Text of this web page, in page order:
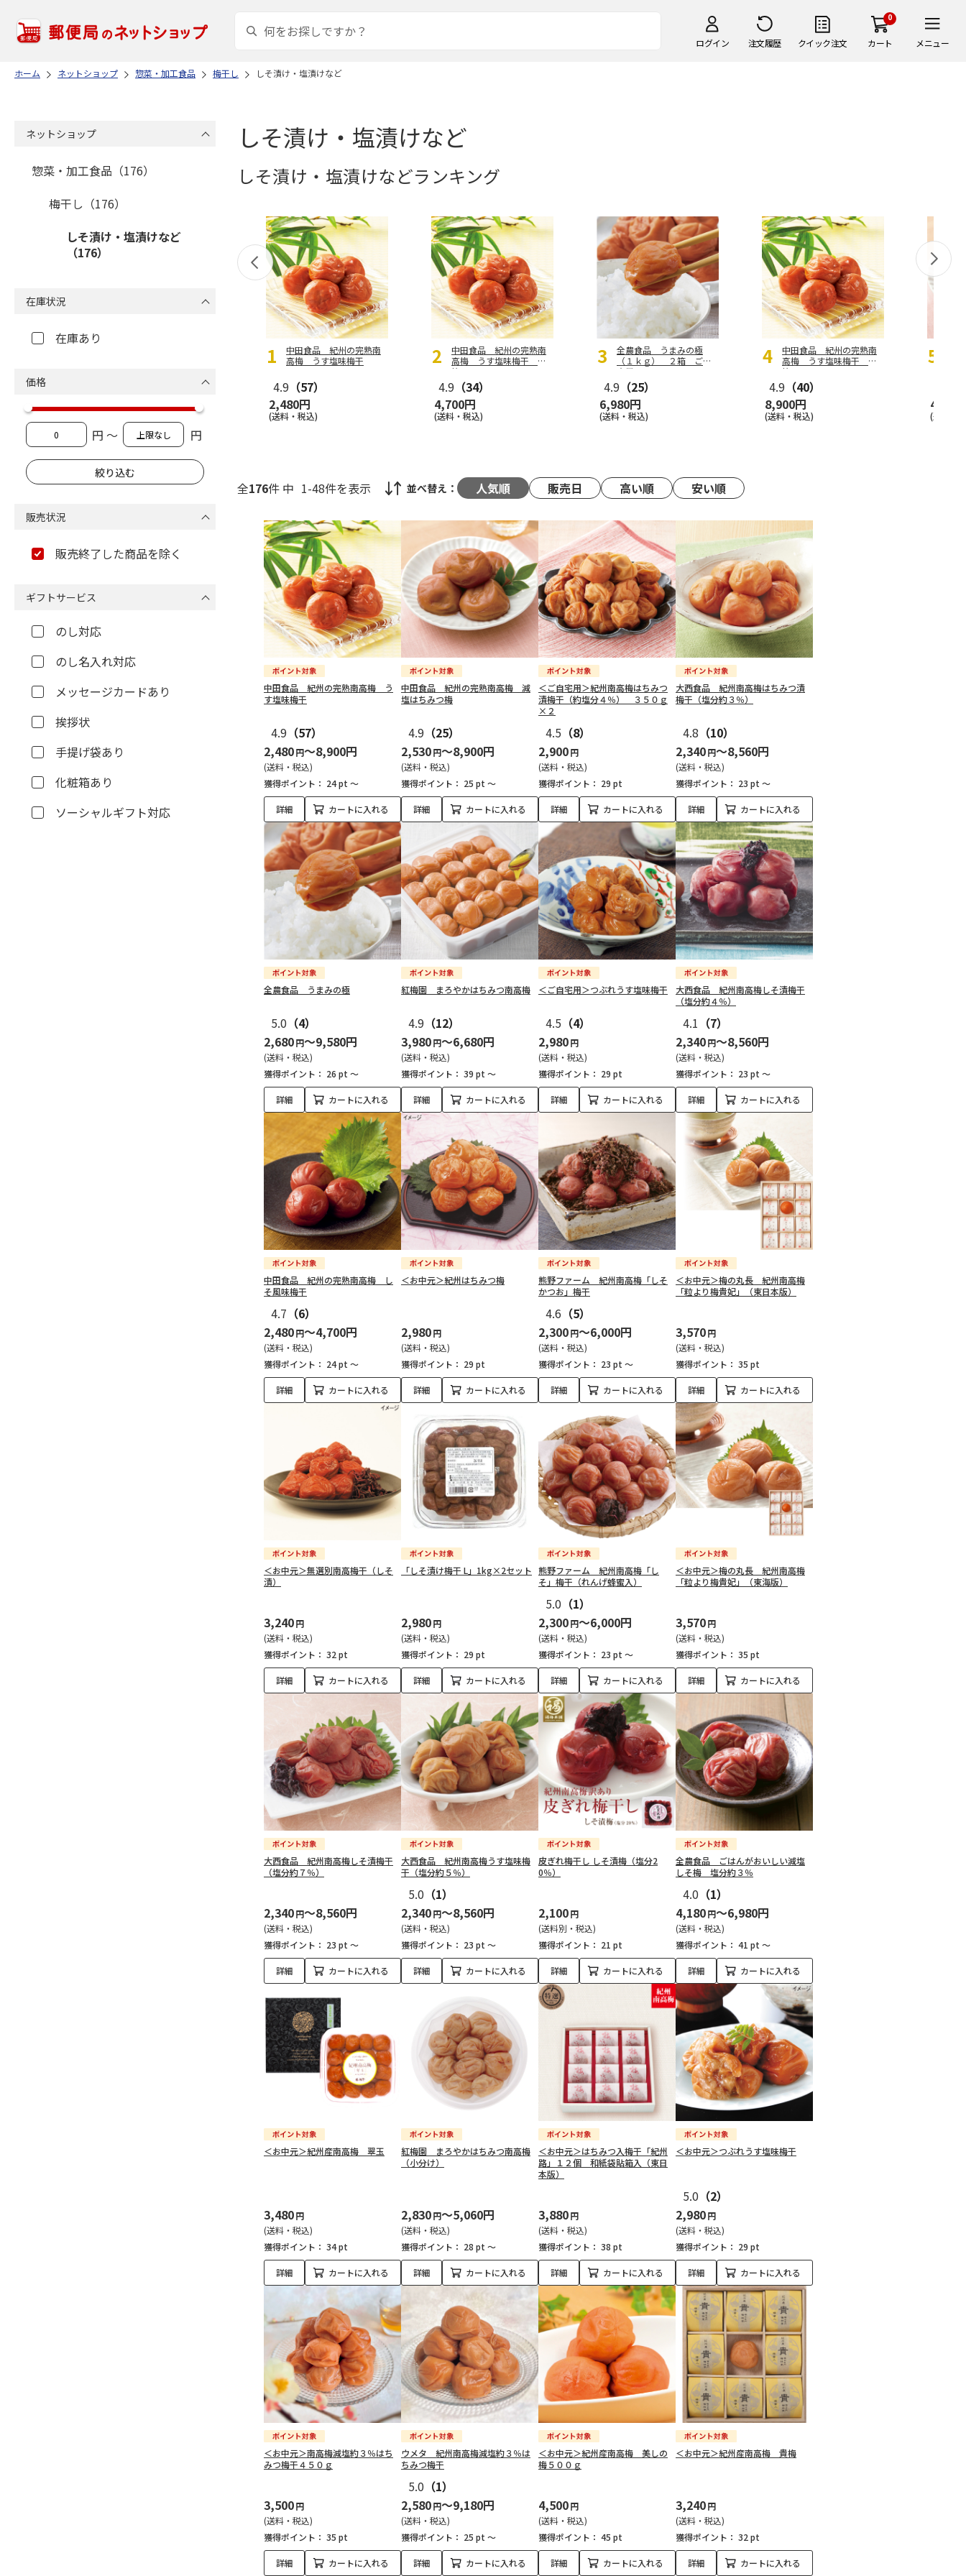
ログイン 注文履歴 クイック注文
0
カート メニュー
ホーム ネットショップ 惣菜・加工食品 梅干し しそ漬け・塩漬けなど
しそ漬け・塩漬けなど
しそ漬け・塩漬けなどランキング
中田食品 紀州の完熟南
高梅 うす塩味梅干
4.9 （57）
2,480円
(送料・税込)
中田食品 紀州の完熟南
高梅 うす塩味梅干 ２
箱
4.9 （34）
4,700円
(送料・税込)
全農食品 うまみの極
（１ｋｇ） ２箱 ご自
宅用
4.9 （25）
6,980円
(送料・税込)
中田食品 紀州の完熟南
高梅 うす塩味梅干 ４
箱
4.9 （40）
8,900円
(送料・税込)
4,700
(送料・
全176件 中 1-48件を表示 並べ替え： 人気順 販売日 高い順 安い順
中田食品 紀州の完熟南高梅 う
す塩味梅干
4.9 （57）
2,480円～8,900円
(送料・税込)
獲得ポイント： 24 pt ～
詳細 カートに入れる
中田食品 紀州の完熟南高梅 減
塩はちみつ梅
4.9 （25）
2,530円～8,900円
(送料・税込)
獲得ポイント： 25 pt ～
詳細 カートに入れる
＜ご自宅用＞紀州南高梅はちみつ
漬梅干（約塩分４％） ３５０ｇ
×２
4.5 （8）
2,900円
(送料・税込)
獲得ポイント： 29 pt
詳細 カートに入れる
大西食品 紀州南高梅はちみつ漬
梅干（塩分約３％）
4.8 （10）
2,340円～8,560円
(送料・税込)
獲得ポイント： 23 pt ～
詳細 カートに入れる
全農食品 うまみの極
5.0 （4）
2,680円～9,580円
(送料・税込)
獲得ポイント： 26 pt ～
詳細 カートに入れる
紅梅園 まろやかはちみつ南高梅
4.9 （12）
3,980円～6,680円
(送料・税込)
獲得ポイント： 39 pt ～
詳細 カートに入れる
＜ご自宅用＞つぶれうす塩味梅干
4.5 （4）
2,980円
(送料・税込)
獲得ポイント： 29 pt
詳細 カートに入れる
大西食品 紀州南高梅しそ漬梅干
（塩分約４％）
4.1 （7）
2,340円～8,560円
(送料・税込)
獲得ポイント： 23 pt ～
詳細 カートに入れる
中田食品 紀州の完熟南高梅 し
そ風味梅干
4.7 （6）
2,480円～4,700円
(送料・税込)
獲得ポイント： 24 pt ～
詳細 カートに入れる
＜お中元＞紀州はちみつ梅
2,980円
(送料・税込)
獲得ポイント： 29 pt
詳細 カートに入れる
熊野ファーム 紀州南高梅「しそ
かつお」梅干
4.6 （5）
2,300円～6,000円
(送料・税込)
獲得ポイント： 23 pt ～
詳細 カートに入れる
＜お中元＞梅の丸長 紀州南高梅
「粒より梅貴妃」（東日本版）
3,570円
(送料・税込)
獲得ポイント： 35 pt
詳細 カートに入れる
＜お中元＞無選別南高梅干（しそ
漬）
3,240円
(送料・税込)
獲得ポイント： 32 pt
詳細 カートに入れる
「しそ漬け梅干 L」1kg×2セット
2,980円
(送料・税込)
獲得ポイント： 29 pt
詳細 カートに入れる
熊野ファーム 紀州南高梅「し
そ」梅干（れんげ蜂蜜入）
5.0 （1）
2,300円～6,000円
(送料・税込)
獲得ポイント： 23 pt ～
詳細 カートに入れる
＜お中元＞梅の丸長 紀州南高梅
「粒より梅貴妃」（東海版）
3,570円
(送料・税込)
獲得ポイント： 35 pt
詳細 カートに入れる
大西食品 紀州南高梅しそ漬梅干
（塩分約７％）
2,340円～8,560円
(送料・税込)
獲得ポイント： 23 pt ～
詳細 カートに入れる
大西食品 紀州南高梅うす塩味梅
干（塩分約５％）
5.0 （1）
2,340円～8,560円
(送料・税込)
獲得ポイント： 23 pt ～
詳細 カートに入れる
皮ぎれ梅干し しそ漬梅（塩分2
0％）
2,100円
(送料別・税込)
獲得ポイント： 21 pt
詳細 カートに入れる
全農食品 ごはんがおいしい減塩
しそ梅 塩分約３％
4.0 （1）
4,180円～6,980円
(送料・税込)
獲得ポイント： 41 pt ～
詳細 カートに入れる
＜お中元＞紀州産南高梅 翠玉
3,480円
(送料・税込)
獲得ポイント： 34 pt
詳細 カートに入れる
紅梅園 まろやかはちみつ南高梅
（小分け）
2,830円～5,060円
(送料・税込)
獲得ポイント： 28 pt ～
詳細 カートに入れる
＜お中元＞はちみつ入梅干「紀州
路」１２個 和紙袋貼箱入（東日
本版）
3,880円
(送料・税込)
獲得ポイント： 38 pt
詳細 カートに入れる
＜お中元＞つぶれうす塩味梅干
5.0 （2）
2,980円
(送料・税込)
獲得ポイント： 29 pt
詳細 カートに入れる
＜お中元＞南高梅減塩約３％はち
みつ梅干４５０ｇ
3,500円
(送料・税込)
獲得ポイント： 35 pt
詳細 カートに入れる
ウメタ 紀州南高梅減塩約３％は
ちみつ梅干
5.0 （1）
2,580円～9,180円
(送料・税込)
獲得ポイント： 25 pt ～
詳細 カートに入れる
＜お中元＞紀州産南高梅 美しの
梅５００ｇ
4,500円
(送料・税込)
獲得ポイント： 45 pt
詳細 カートに入れる
＜お中元＞紀州産南高梅 貴梅
3,240円
(送料・税込)
獲得ポイント： 32 pt
詳細 カートに入れる
ネットショップ
惣菜・加工食品（176）
梅干し（176）
しそ漬け・塩漬けなど
（176）
在庫状況
在庫あり
価格
円 ～ 円
販売状況
販売終了した商品を除く
ギフトサービス
のし対応
のし名入れ対応
メッセージカードあり
挨拶状
手提げ袋あり
化粧箱あり
ソーシャルギフト対応